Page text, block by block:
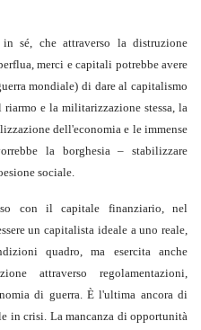
sé, che attraverso la distruzione
merci e capitali potrebbe avere
mondiale) di dare al capitalismo
e la militarizzazione stessa, la
dell'economia e le immense
la borghesia – stabilizzare
sociale.
con il capitale finanziario, nel
un capitalista ideale a uno reale,
quadro, ma esercita anche
attraverso regolamentazioni,
di guerra. È l'ultima ancora di
in crisi. La mancanza di opportunità